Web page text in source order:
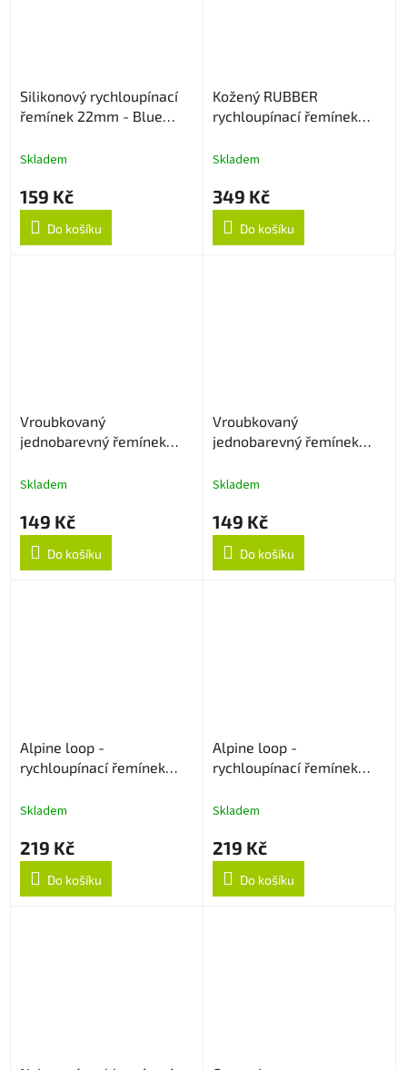
Silikonový rychloupínací
řemínek 22mm - Blue
Skladem
159 Kč
Do košíku
Kožený RUBBER
rychloupínací řemínek
Skladem
349 Kč
Do košíku
Vroubkovaný
jednobarevný řemínek
Skladem
149 Kč
Do košíku
Vroubkovaný
jednobarevný řemínek
Skladem
149 Kč
Do košíku
Alpine loop -
rychloupínací řemínek
Skladem
219 Kč
Do košíku
Alpine loop -
rychloupínací řemínek
Skladem
219 Kč
Do košíku